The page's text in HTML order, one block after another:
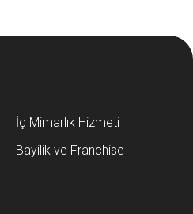
İç Mimarlık Hizmeti
Bayilik ve Franchise